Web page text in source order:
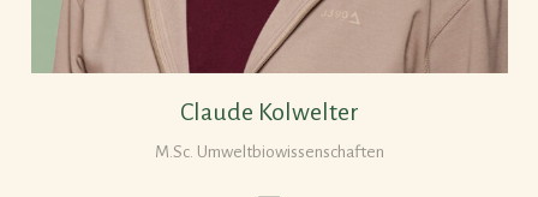
Claude Kolwelter
M.Sc. Umweltbiowissenschaften